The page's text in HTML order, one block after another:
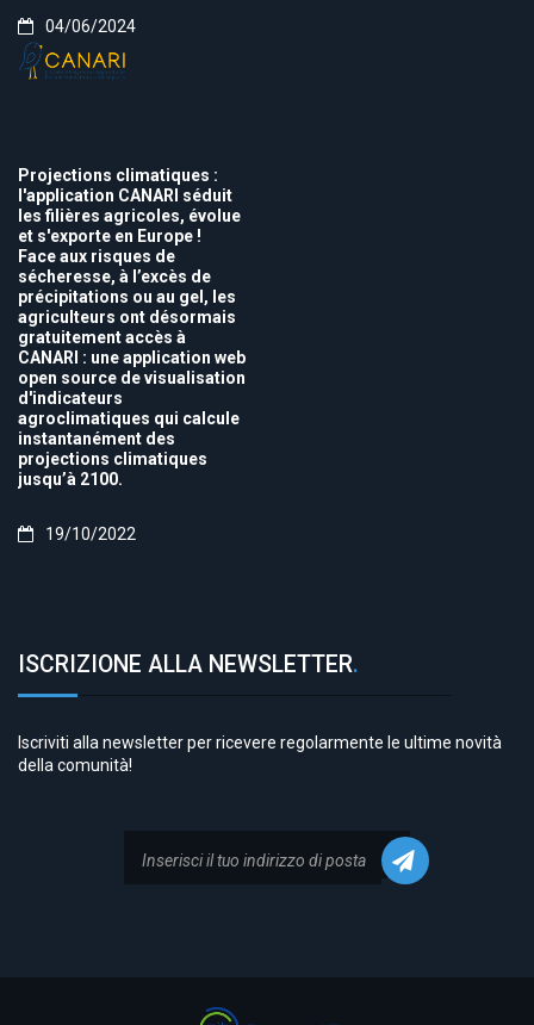
04/06/2024
Projections climatiques :
l'application CANARI séduit
les filières agricoles, évolue
et s'exporte en Europe !
Face aux risques de
sécheresse, à l’excès de
précipitations ou au gel, les
agriculteurs ont désormais
gratuitement accès à
CANARI : une application web
open source de visualisation
d'indicateurs
agroclimatiques qui calcule
instantanément des
projections climatiques
jusqu’à 2100.
19/10/2022
ISCRIZIONE ALLA NEWSLETTER.
Iscriviti alla newsletter per ricevere regolarmente le ultime novità
della comunità!